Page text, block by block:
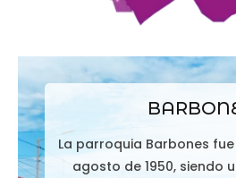
La parroquia Barbones
agosto de 1950, siendo